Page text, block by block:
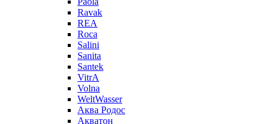
Ravak
REA
Roca
Salini
Sanita
Santek
VitrA
Volna
WeltWasser
Аква Родос
Акватон